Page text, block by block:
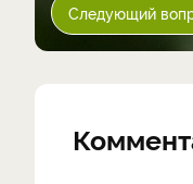
Следующий